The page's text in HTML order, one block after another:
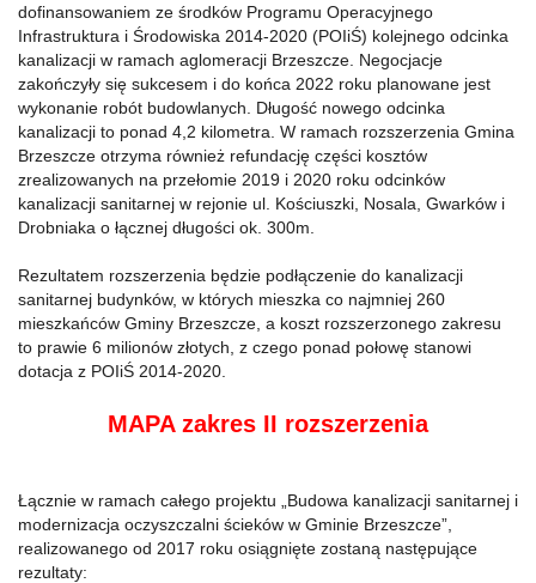
dofinansowaniem ze środków Programu Operacyjnego
Infrastruktura i Środowiska 2014-2020 (POIiŚ) kolejnego odcinka
kanalizacji w ramach aglomeracji Brzeszcze. Negocjacje
zakończyły się sukcesem i do końca 2022 roku planowane jest
wykonanie robót budowlanych. Długość nowego odcinka
kanalizacji to ponad 4,2 kilometra. W ramach rozszerzenia Gmina
Brzeszcze otrzyma również refundację części kosztów
zrealizowanych na przełomie 2019 i 2020 roku odcinków
kanalizacji sanitarnej w rejonie ul. Kościuszki, Nosala, Gwarków i
Drobniaka o łącznej długości ok. 300m.
Rezultatem rozszerzenia będzie podłączenie do kanalizacji
sanitarnej budynków, w których mieszka co najmniej 260
mieszkańców Gminy Brzeszcze, a koszt rozszerzonego zakresu
to prawie 6 milionów złotych, z czego ponad połowę stanowi
dotacja z POIiŚ 2014-2020.
MAPA zakres II rozszerzenia
Łącznie w ramach całego projektu „Budowa kanalizacji sanitarnej i
modernizacja oczyszczalni ścieków w Gminie Brzeszcze”,
realizowanego od 2017 roku osiągnięte zostaną następujące
rezultaty: